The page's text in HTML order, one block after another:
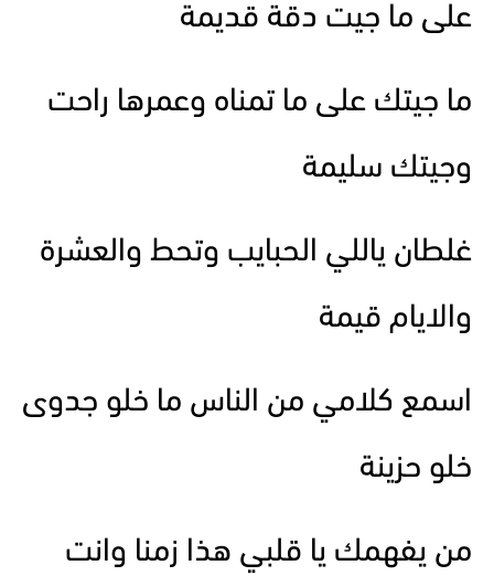
على ما جيت دقة قديمة
ما جيتك على ما تمناه وعمرها راحت
وجيتك سليمة
غلطان ياللي الحبايب وتحط والعشرة
والايام قيمة
اسمع كلامي من الناس ما خلو جدوى
خلو حزينة
من يفهمك يا قلبي هذا زمنا وانت